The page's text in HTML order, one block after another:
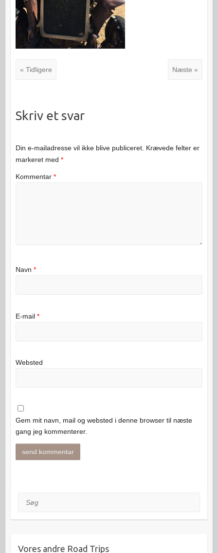
« Tidligere Næste »
Skriv et svar
Din e-mailadresse vil ikke blive publiceret. Krævede felter er
markeret med *
Kommentar *
Navn *
E-mail *
Websted
Gem mit navn, mail og websted i denne browser til næste
gang jeg kommenterer.
Søg
Vores andre Road Trips